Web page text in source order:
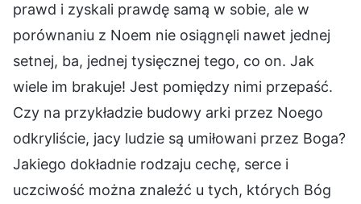
prawd i zyskali prawdę samą w sobie, ale w
porównaniu z Noem nie osiągnęli nawet jednej
setnej, ba, jednej tysięcznej tego, co on. Jak
wiele im brakuje! Jest pomiędzy nimi przepaść.
Czy na przykładzie budowy arki przez Noego
odkryliście, jacy ludzie są umiłowani przez Boga?
Jakiego dokładnie rodzaju cechę, serce i
uczciwość można znaleźć u tych, których Bóg